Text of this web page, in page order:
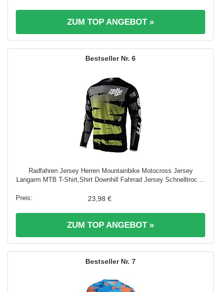
ZUM TOP ANGEBOT »
6
Radfahren Jersey Herren Mountainbike Motocross Jersey
Langarm MTB T-Shirt,Shirt Downhill Fahrrad Jersey Schnelltroc ...
23,98 €
ZUM TOP ANGEBOT »
7